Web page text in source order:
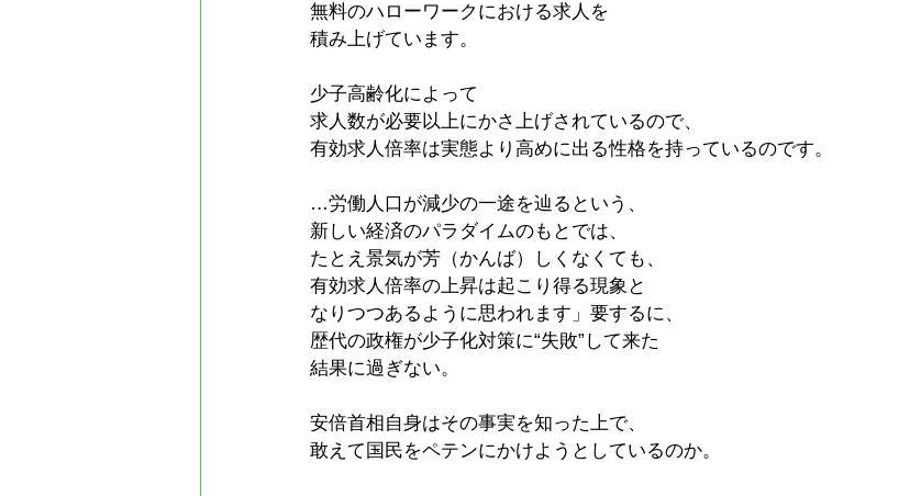
無料のハローワークにおける求人を
積み上げています。
少子高齢化によって
求人数が必要以上にかさ上げされているので、
有効求人倍率は実態より高めに出る性格を持っているのです。
…労働人口が減少の一途を辿るという、
新しい経済のパラダイムのもとでは、
たとえ景気が芳（かんば）しくなくても、
有効求人倍率の上昇は起こり得る現象と
なりつつあるように思われます」要するに、
歴代の政権が少子化対策に“失敗”して来た
結果に過ぎない。
安倍首相自身はその事実を知った上で、
敢えて国民をペテンにかけようとしているのか。